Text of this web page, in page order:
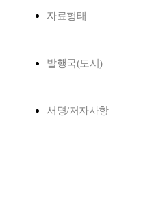
자료형태
발행국(도시)
서명/저자사항